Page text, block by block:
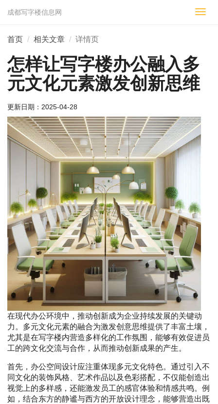
切
成都写字楼信息网
首页 相关文章 详情页
怎样让写字楼办公融入多
元文化元素激发创新思维
更新日期： 2025-04-28
在现代办公环境中，推动创新成为企业持续发展的关键动
力。多元文化元素的融合为激发创意思维提供了丰富土壤，
尤其是在写字楼内营造多样化的工作氛围，能够有效促进员
工的跨文化交流与合作，从而推动创新成果的产生。
首先，办公空间设计应注重体现多元文化特色。通过引入不
同文化的装饰风格、艺术作品以及色彩搭配，不仅能创造出
视觉上的多样感，还能激发员工的感官体验和情感共鸣。例
如，结合东方的静谧与西方的开放设计理念，能够营造出既